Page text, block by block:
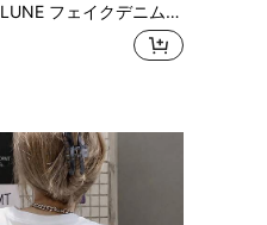
柄オールオーバープリントルーズトップ、アメリカンヴィンテージ田園風、ハロウィン楽しいカジュアルスタイル、秋のリラックスした日常スタイル、秋のアウトドアショッピング、ハロウィンテーマの外出、キャンパスの日常通勤、親友とのピクニック集まり、ホームレジャーに適しています